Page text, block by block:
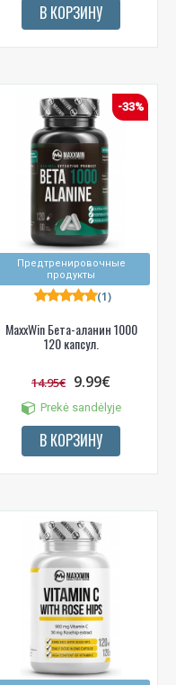
В КОРЗИНУ
Предтренировочные
продукты
-33%
MaxxWin Бета-аланин 1000
120 капсул.
(1)
14.95€ 9.99€
Prekė sandėlyje
В КОРЗИНУ